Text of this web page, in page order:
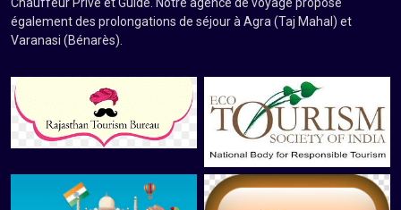
également des prolongations de séjour à Agra (Taj Mahal) et
Varanasi (Bénarès).